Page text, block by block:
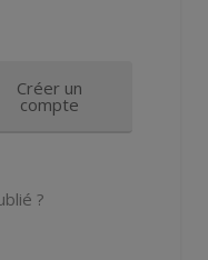
Créer un
compte
?